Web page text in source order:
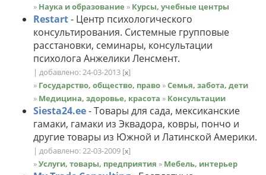
» Наука и образование » Курсы, учебные центры
Restart- Центр психологического
консультирования. Системные групповые
расстановки, семинары, консультации
психолога Анжелики Ленсмент.
| добавлено: 24-03-2013 [x]
» Государство, общество, право »Семья, забота, дети
» Медицина, здоровье, красота » Консультации
Siesta24.ee- Товары для сада, мексиканские
гамаки, гамаки из Эквадора, ковры, пончо и
другие товары из Южной и Латинской Америки.
| добавлено: 22-03-2009 [x]
»Услуги, товары, предприятия » Мебель, интерьер